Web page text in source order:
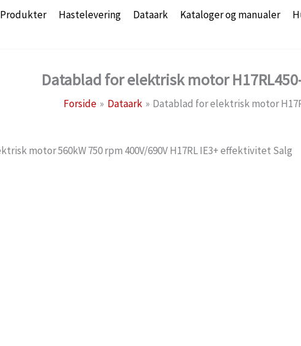
Produkter Hastelevering Dataark Kataloger og manualer
Datablad for elektrisk motor
Forside Dataark Datablad for elektrisk motor